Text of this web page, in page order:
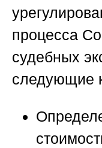
процесса
судебных
следующие